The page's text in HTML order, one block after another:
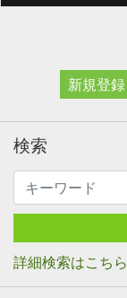
新規登録
検索
詳細検索はこちら